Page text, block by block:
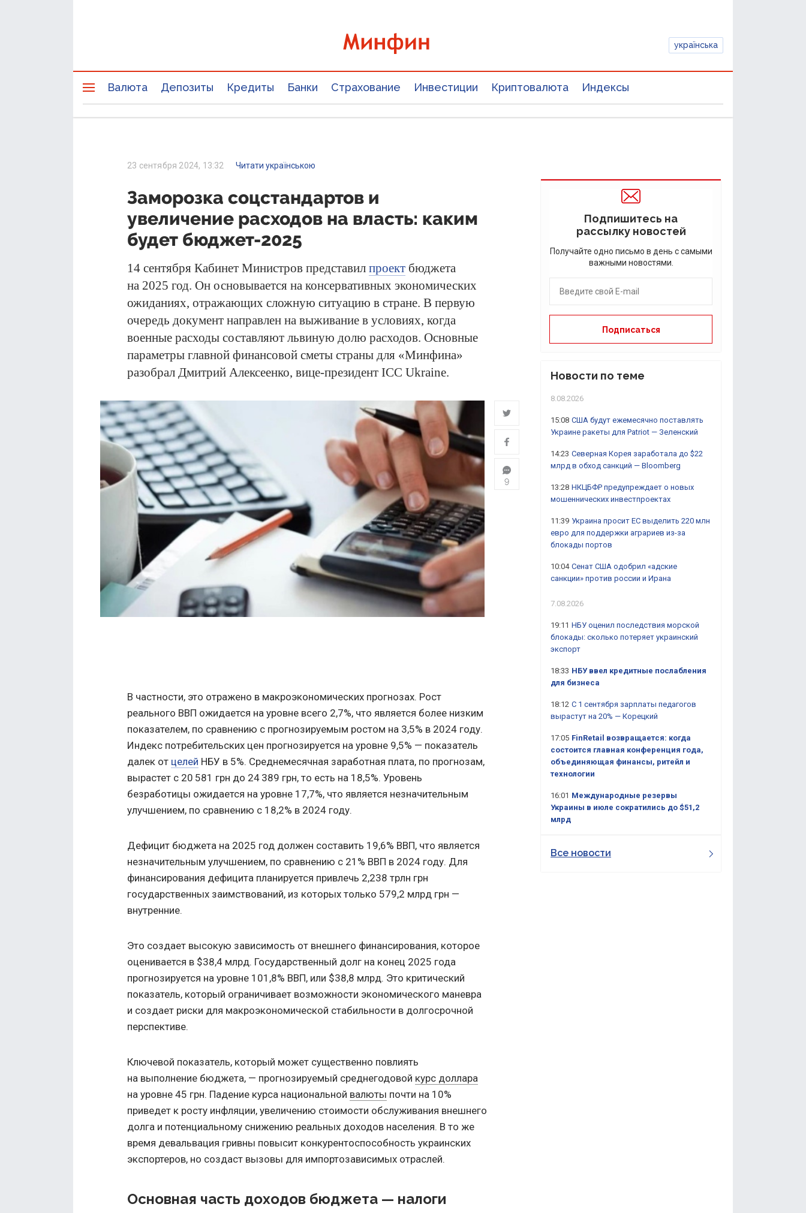
українська
Валюта Депозиты Кредиты Банки Страхование Инвестиции Криптовалюта Индексы
23 сентября 2024, 13:32 Читати українською
Заморозка соцстандартов и
увеличение расходов на власть: каким
будет бюджет-2025
14 сентября Кабинет Министров представил проект бюджета
на 2025 год. Он основывается на консервативных экономических
ожиданиях, отражающих сложную ситуацию в стране. В первую
очередь документ направлен на выживание в условиях, когда
военные расходы составляют львиную долю расходов. Основные
параметры главной финансовой сметы страны для «Минфина»
разобрал Дмитрий Алексеенко, вице-президент ICC Ukraine.
9
В частности, это отражено в макроэкономических прогнозах. Рост
реального ВВП ожидается на уровне всего 2,7%, что является более низким
показателем, по сравнению с прогнозируемым ростом на 3,5% в 2024 году.
Индекс потребительских цен прогнозируется на уровне 9,5% — показатель
далек от целей НБУ в 5%. Среднемесячная заработная плата, по прогнозам,
вырастет с 20 581 грн до 24 389 грн, то есть на 18,5%. Уровень
безработицы ожидается на уровне 17,7%, что является незначительным
улучшением, по сравнению с 18,2% в 2024 году.
Дефицит бюджета на 2025 год должен составить 19,6% ВВП, что является
незначительным улучшением, по сравнению с 21% ВВП в 2024 году. Для
финансирования дефицита планируется привлечь 2,238 трлн грн
государственных заимствований, из которых только 579,2 млрд грн —
внутренние.
Это создает высокую зависимость от внешнего финансирования, которое
оценивается в $38,4 млрд. Государственный долг на конец 2025 года
прогнозируется на уровне 101,8% ВВП, или $38,8 млрд. Это критический
показатель, который ограничивает возможности экономического маневра
и создает риски для макроэкономической стабильности в долгосрочной
перспективе.
Ключевой показатель, который может существенно повлиять
на выполнение бюджета, — прогнозируемый среднегодовой курс доллара
на уровне 45 грн. Падение курса национальной валюты почти на 10%
приведет к росту инфляции, увеличению стоимости обслуживания внешнего
долга и потенциальному снижению реальных доходов населения. В то же
время девальвация гривны повысит конкурентоспособность украинских
экспортеров, но создаст вызовы для импортозависимых отраслей.
Основная часть доходов бюджета — налоги
Подпишитесь на
рассылку новостей
Получайте одно письмо в день с самыми
важными новостями.
Новости по теме
8.08.2026
15:08 США будут ежемесячно поставлять
Украине ракеты для Patriot — Зеленский
14:23 Северная Корея заработала до $22
млрд в обход санкций — Bloomberg
13:28 НКЦБФР предупреждает о новых
мошеннических инвестпроектах
11:39 Украина просит ЕС выделить 220 млн
евро для поддержки аграриев из-за
блокады портов
10:04 Сенат США одобрил «адские
санкции» против россии и Ирана
7.08.2026
19:11 НБУ оценил последствия морской
блокады: сколько потеряет украинский
экспорт
18:33 НБУ ввел кредитные послабления
для бизнеса
18:12 С 1 сентября зарплаты педагогов
вырастут на 20% — Корецкий
17:05 FinRetail возвращается: когда
состоится главная конференция года,
объединяющая финансы, ритейл и
технологии
16:01 Международные резервы
Украины в июле сократились до $51,2
млрд
Все новости